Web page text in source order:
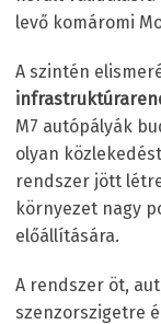
levő komáromi
A szintén
M7 autópályák
olyan
rendszer jött
környezet nagy
előállítására.
A rendszer öt,
szenzorszigetre